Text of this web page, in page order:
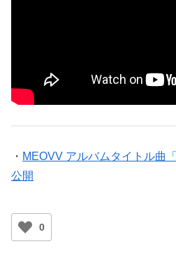
・ MEOVV アルバムタイトル曲
公開
0